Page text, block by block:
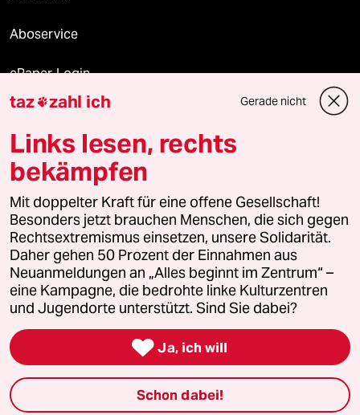
Aboservice
ePaper Login
Downloads für Abonnierende
© 2026 taz Verlags und Vertriebs GmbH
Alle Rechte vorbehalten. Bei rechtlichen Fragen oder für Genehmigungen
wenden Sie sich bitte an
lizenzen@taz.de
Feedback Redaktionsstatut Kommune-Richtlinien
Leitlinie Informant Datenschutz Impressum AGB
Seitenwende Einwilligungen widerrufen (Ads)
taz zahl ich Gerade nicht
Links lesen, rechts
bekämpfen
Mit doppelter Kraft für eine offene Gesellschaft!
Besonders jetzt brauchen Menschen, die sich gegen
Rechtsextremismus einsetzen, unsere Solidarität.
Daher gehen 50 Prozent der Einnahmen aus
Neuanmeldungen an „Alles beginnt im Zentrum“ –
eine Kampagne, die bedrohte linke Kulturzentren
und Jugendorte unterstützt. Sind Sie dabei?
 Ja, ich will
Schon dabei!